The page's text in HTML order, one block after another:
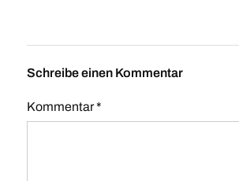
Schreibe einen Kommentar
Kommentar*